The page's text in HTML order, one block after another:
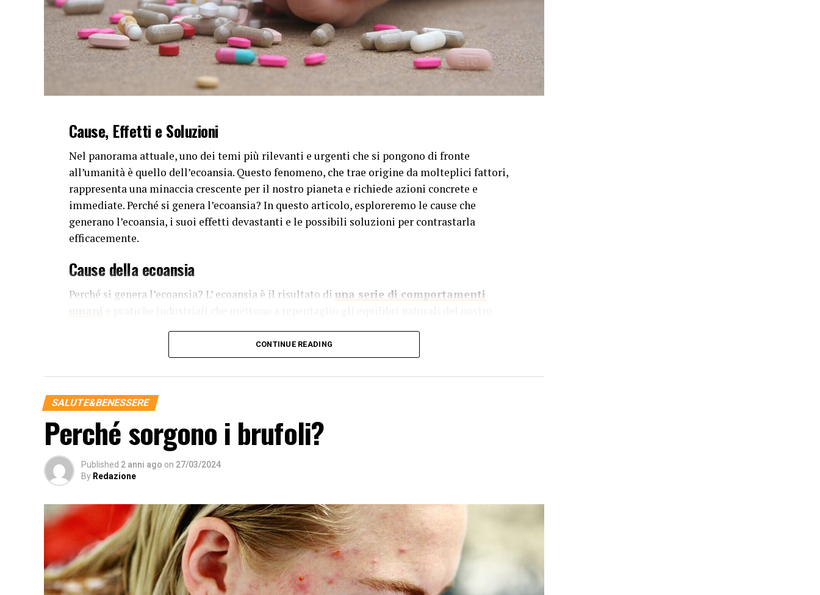
Cause, Effetti e Soluzioni
Nel panorama attuale, uno dei temi più rilevanti e urgenti che si pongono di fronte
all’umanità è quello dell’ecoansia. Questo fenomeno, che trae origine da molteplici fattori,
rappresenta una minaccia crescente per il nostro pianeta e richiede azioni concrete e
immediate. Perché si genera l’ecoansia? In questo articolo, esploreremo le cause che
generano l’ecoansia, i suoi effetti devastanti e le possibili soluzioni per contrastarla
efficacemente.
Cause della ecoansia
Perché si genera l’ecoansia? L’ ecoansia è il risultato di una serie di comportamenti
Deforestazione: La deforestazione è una delle cause principali dell’ecoansia. L’abbattimento
contribuendo al cambiamento climatico.
Inquinamento
: L’inquinamento atmosferico, idrico e del suolo è un’altra causa fondamentale
dell’ecoansia. Le emissioni di gas serra, la dispersione di rifiuti tossici e la contaminazione delle
risorse idriche hanno conseguenze gravi sulla salute degli ecosistemi e sulla sopravvivenza di
molte specie animali e vegetali.
l’acqua, i minerali e i combustibili fossili, aggrava ulteriormente la crisi ambientale. Questo
comporta uno squilibrio nei cicli naturali e una riduzione delle risorse disponibili per le generazioni
future.
Urbanizzazione non sostenibile: L’espansione delle aree urbane senza un adeguato piano di
sviluppo sostenibile contribuisce alla distruzione degli habitat naturali e alla perdita di
biodiversità. La cementificazione del territorio limita la capacità della natura di assorbire le
CONTINUE READING
SALUTE&BENESSERE
Perché sorgono i brufoli?
Published 2 anni ago on 27/03/2024
By Redazione